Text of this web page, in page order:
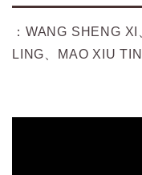
：WANG SHENG
LING、MAO XIU